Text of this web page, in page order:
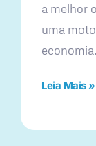
a melhor
uma
economia.
Leia Mais »